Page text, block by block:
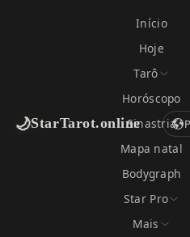
🌙StarTarot.online
Início
Hoje
Tarô
Horóscopo
Sinastria
Mapa natal
Bodygraph
Star Pro
Mais